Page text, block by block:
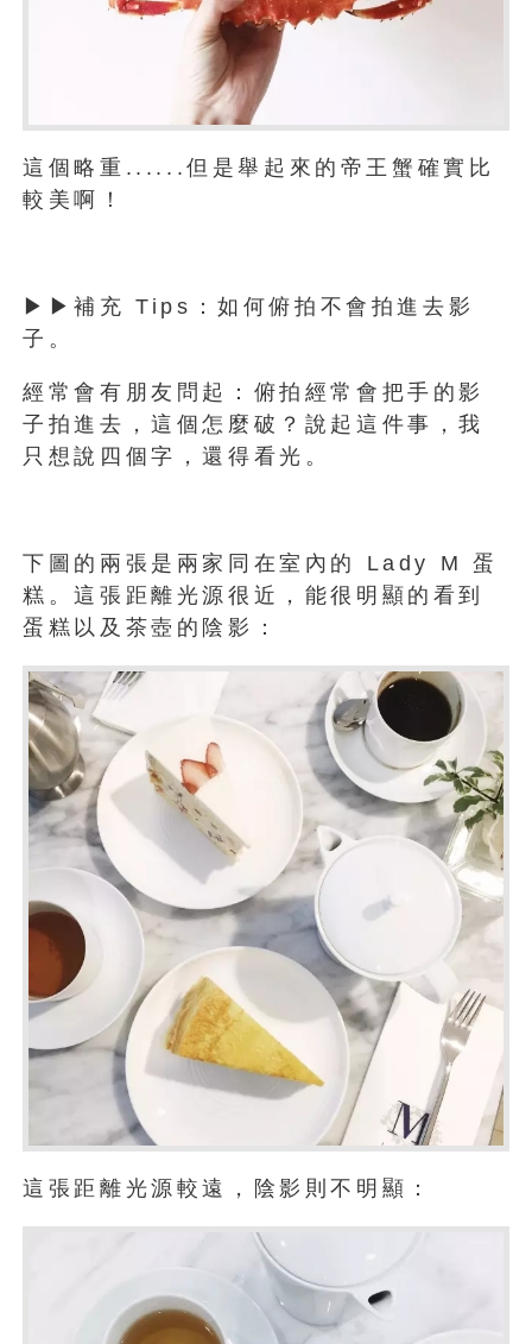
這個略重......但是舉起來的帝王蟹確實比
較美啊！
▶▶補充 Tips：如何俯拍不會拍進去影
子。
經常會有朋友問起：俯拍經常會把手的影
子拍進去，這個怎麼破？說起這件事，我
只想說四個字，還得看光。
下圖的兩張是兩家同在室內的 Lady M 蛋
糕。這張距離光源很近，能很明顯的看到
蛋糕以及茶壺的陰影：
這張距離光源較遠，陰影則不明顯：